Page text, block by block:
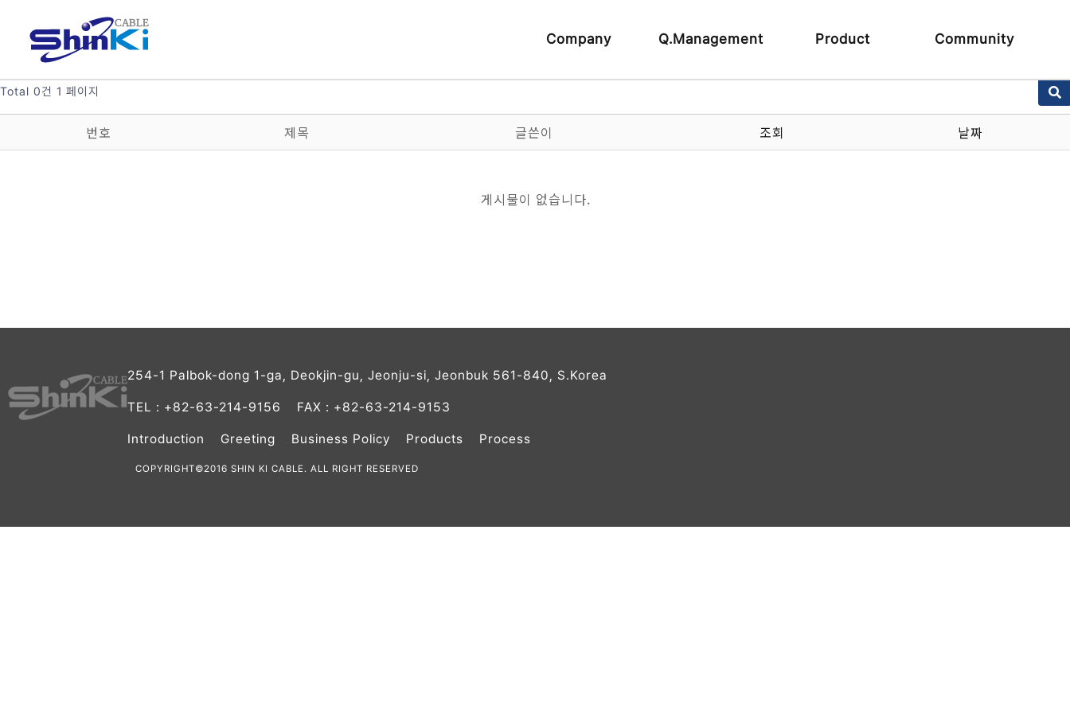
Company Q.Management Product Community
Total 0건 1 페이지
번호 제목 글쓴이 조회 날짜
게시물이 없습니다.
254-1 Palbok-dong 1-ga, Deokjin-gu, Jeonju-si, Jeonbuk 561-840, S.Korea
TEL : +82-63-214-9156 FAX : +82-63-214-9153
Introduction Greeting Business Policy Products Process
COPYRIGHT©2016 SHIN KI CABLE. ALL RIGHT RESERVED